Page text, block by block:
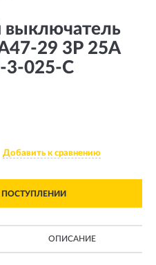
выключатель
29 3Р 25А
3-025-C
Добавить к сравнению
ОПИСАНИЕ